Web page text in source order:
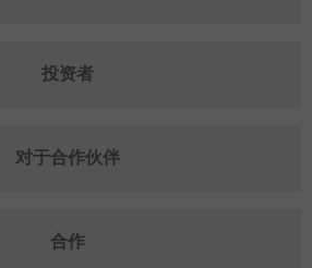
投资者
对于合作伙伴
合作